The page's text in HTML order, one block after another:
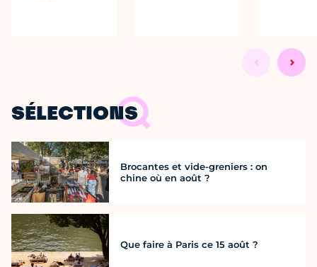
SÉLECTIONS
Brocantes et vide-greniers : on
chine où en août ?
Que faire à Paris ce 15 août ?